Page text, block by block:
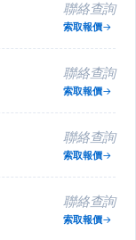
聯絡查詢
索取報價
聯絡查詢
索取報價
聯絡查詢
索取報價
聯絡查詢
索取報價